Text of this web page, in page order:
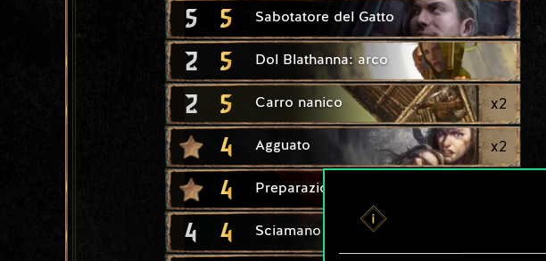
5 5 Sabotatore del Gatto
2 5 Dol Blathanna: arco
2 5 Carro nanico x2
4 Agguato x2
4 Preparazione di una bomba
4 4 Sciamano